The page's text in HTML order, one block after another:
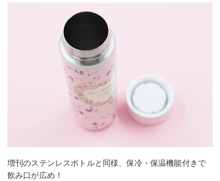
増刊のステンレスボトルと同様、保冷・保温機能付きで
飲み口が広め！